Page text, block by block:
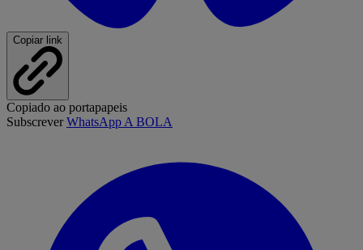
Copiar link
Copiado ao portapapeis
SubscreverWhatsApp A BOLA